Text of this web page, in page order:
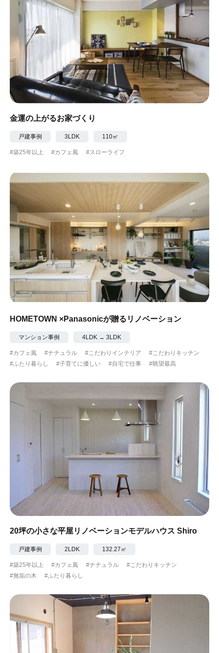
金運の上がるお家づくり
戸建事例 3LDK 110㎡
#築25年以上 #カフェ風 #スローライフ
HOMETOWN ×Panasonicが贈るリノベーション
マンション事例 4LDK → 3LDK
#カフェ風 #ナチュラル #こだわりインテリア
#こだわりキッチン
#ふたり暮らし
#子育てに優しい #自宅で仕事 #眺望最高
20坪の小さな平屋リノベーションモデルハウス Shiro
戸建事例 2LDK 132.27㎡
#築25年以上 #カフェ風 #ナチュラル
#こだわりキッチン
#無垢の木
#ふたり暮らし